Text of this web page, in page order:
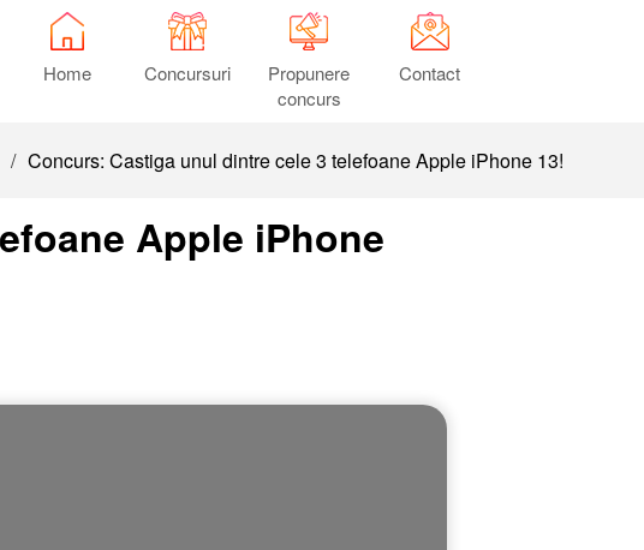
Home Concursuri
Propunere
concurs
Contact
/ Concurs: Castiga unul dintre cele 3 telefoane Apple iPhone 13!
Apple iPhone